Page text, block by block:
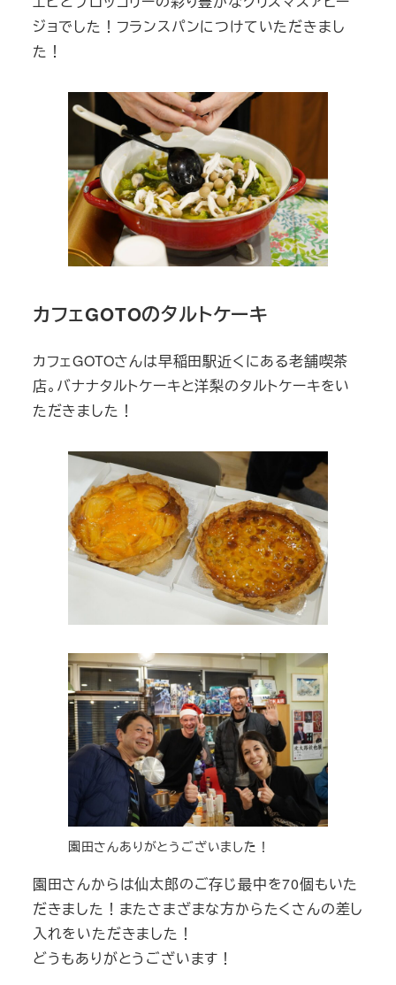
ジョでした！フランスパンにつけていただきまし
た！
カフェGOTOのタルトケーキ
カフェGOTOさんは早稲田駅近くにある老舗喫茶
店。バナナタルトケーキと洋梨のタルトケーキをい
ただきました！
園田さんありがとうございました！
園田さんからは仙太郎のご存じ最中を70個もいた
だきました！またさまざまな方からたくさんの差し
入れをいただきました！
どうもありがとうございます！